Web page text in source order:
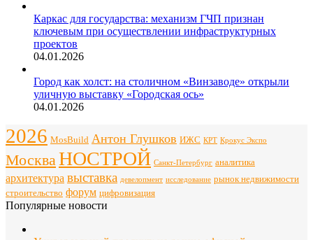
Каркас для государства: механизм ГЧП признан
ключевым при осуществлении инфраструктурных
проектов
04.01.2026
Город как холст: на столичном «Винзаводе» открыли
уличную выставку «Городская ось»
04.01.2026
2026 MosBuild Антон Глушков ИЖС КРТ Крокус Экспо
Москва НОСТРОЙ Санкт-Петербург аналитика
архитектура выставка девелопмент исследование рынок недвижимости
строительство форум цифровизация
Популярные новости